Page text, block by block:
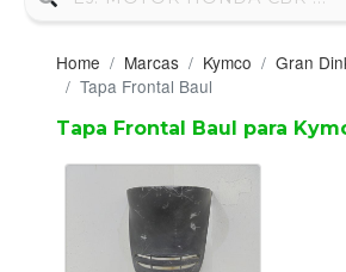
Nuevo
Neumáticos
Campa
Motores
Nuevos
Home Marcas Kymco
Gran
Tapa Frontal Baul
Tapa Frontal Baul para